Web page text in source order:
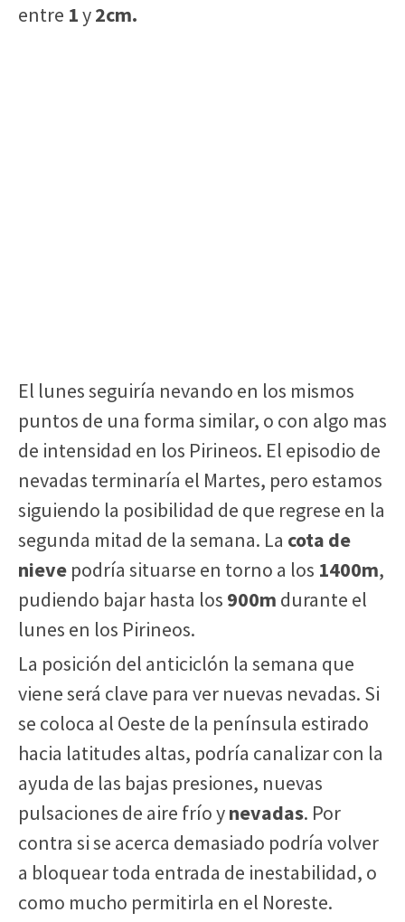
entre 1y2cm.
El lunes seguiría nevando en los mismos
puntos de una forma similar, o con algo mas
de intensidad en los Pirineos. El episodio de
nevadas terminaría el Martes, pero estamos
siguiendo la posibilidad de que regrese en la
segunda mitad de la semana. La cota de
nieve podría situarse en torno a los 1400m,
pudiendo bajar hasta los 900m durante el
lunes en los Pirineos.
La posición del anticiclón la semana que
viene será clave para ver nuevas nevadas. Si
se coloca al Oeste de la península estirado
hacia latitudes altas, podría canalizar con la
ayuda de las bajas presiones, nuevas
pulsaciones de aire frío ynevadas. Por
contra si se acerca demasiado podría volver
a bloquear toda entrada de inestabilidad, o
como mucho permitirla en el Noreste.